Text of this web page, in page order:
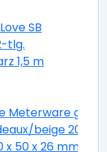
SB
tlg.
1,5 m
Meterware
beige 200
x 50 x 26 mm